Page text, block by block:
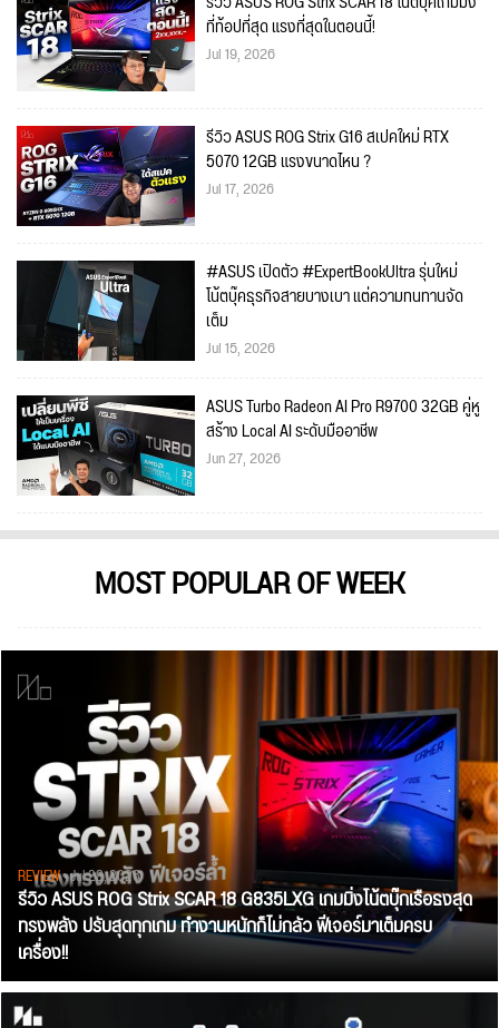
ที่ท้อปที่สุด แรงที่สุดในตอนนี้!
Jul 19, 2026
รีวิว ASUS ROG Strix G16 สเปคใหม่ RTX
5070 12GB แรงขนาดไหน ?
Jul 17, 2026
#ASUS เปิดตัว #ExpertBookUltra รุ่นใหม่
โน้ตบุ๊คธุรกิจสายบางเบา แต่ความทนทานจัด
เต็ม
Jul 15, 2026
ASUS Turbo Radeon AI Pro R9700 32GB คู่หู
สร้าง Local AI ระดับมืออาชีพ
Jun 27, 2026
MOST POPULAR OF WEEK
REVIEW• Jul 28, 2026
รีวิว ASUS ROG Strix SCAR 18 G835LXG เกมมิ่งโน้ตบุ๊กเรือธงสุด
ทรงพลัง ปรับสุดทุกเกม ทำงานหนักก็ไม่กลัว ฟีเจอร์มาเต็มครบ
เครื่อง!!